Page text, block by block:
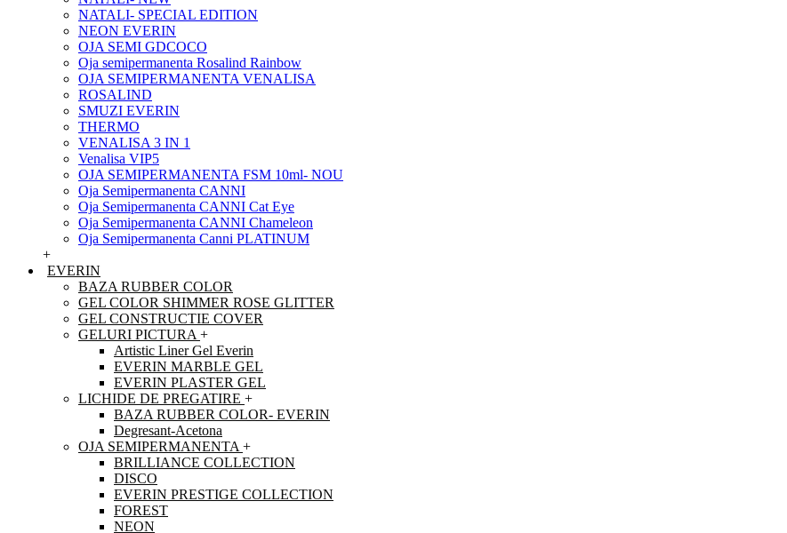
NATALI- SPECIAL EDITION
NEON EVERIN
OJA SEMI GDCOCO
Oja semipermanenta Rosalind Rainbow
OJA SEMIPERMANENTA VENALISA
ROSALIND
SMUZI EVERIN
THERMO
VENALISA 3 IN 1
Venalisa VIP5
OJA SEMIPERMANENTA FSM 10ml- NOU
Oja Semipermanenta CANNI
Oja Semipermanenta CANNI Cat Eye
Oja Semipermanenta CANNI Chameleon
Oja Semipermanenta Canni PLATINUM
+
EVERIN
BAZA RUBBER COLOR
GEL COLOR SHIMMER ROSE GLITTER
GEL CONSTRUCTIE COVER
GELURI PICTURA +
Artistic Liner Gel Everin
EVERIN MARBLE GEL
EVERIN PLASTER GEL
LICHIDE DE PREGATIRE +
BAZA RUBBER COLOR- EVERIN
Degresant-Acetona
OJA SEMIPERMANENTA +
BRILLIANCE COLLECTION
DISCO
EVERIN PRESTIGE COLLECTION
FOREST
NEON